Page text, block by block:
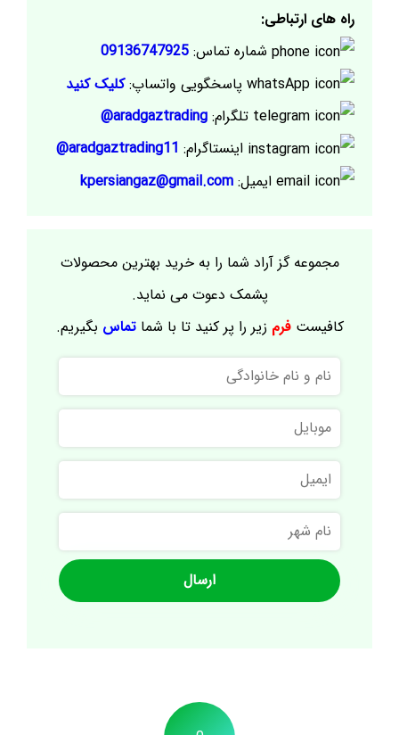
راه های ارتباطی:
شماره تماس: 09136747925
پاسخگویی واتساپ:کلیک کنید
تلگرام: aradgaztrading@
اینستاگرام: aradgaztrading11@
ایمیل: kpersiangaz@gmail.com
مجموعه گز آراد شما را به خرید بهترین محصولات
پشمک دعوت می نماید.
کافیستفرم زیر را پر کنید تا با شماتماس بگیریم.
نام
و
نام
خانوادگی
موبایل
ایمیل
نام
شهر